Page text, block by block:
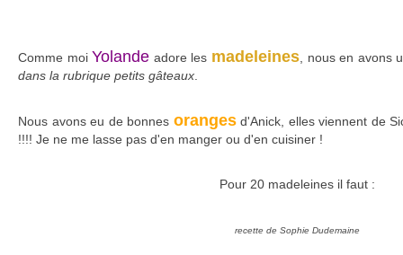
Comme moi Yolande adore les madeleines , nous en avons
dans la rubrique petits gâteaux
Nous avons eu de bonnes orangesd'Anick, elles viennent de
!!!! Je ne me lasse pas d'en manger ou d'en cuisiner !
Pour 20 madeleines il faut :
recette de Sophie Dudemaine